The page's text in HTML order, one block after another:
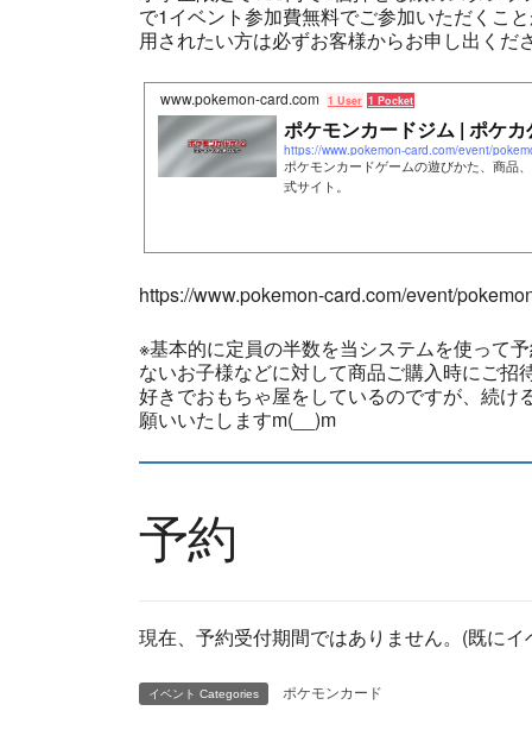
で1イベント参加費無料でご参加いただくこ
用されたい方は必ずお客様からお申し出くだ
www.pokemon-card.com 1 User 1 Pocket
ポケモンカードジム | ポケカ
https://www.pokemon-card.com/event/
ポケモンカードゲームの遊びかた、商品
式サイト。
https://www.pokemon-card.com/event/
※基本的に定員の半数を当システムを使って
ないお子様などに対して商品ご購入時にご
好きでおもちゃ屋をしているのですが、続
願いいたしますm(__)m
予約
現在、予約受付期間ではありません。(既に
イベント Categories ポケモンカード